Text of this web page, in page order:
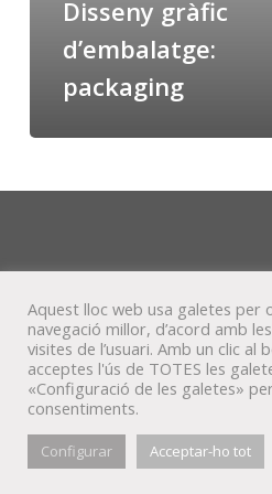
Disseny gràfic
d’embalatge:
packaging
© Veta Visual, 2022
blueskybehancemixcloud
Aquest lloc web usa galetes per
navegació millor, d’acord amb
visites de l’usuari. Amb un clic
acceptes l'ús de TOTES les
«Configuració de les galetes»
consentiments.
Configurar Acceptar-ho tot